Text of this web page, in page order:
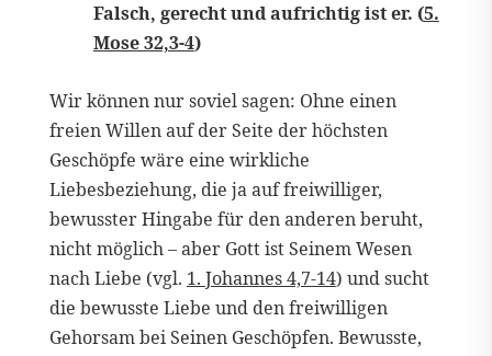
Falsch, gerecht und aufrichtig ist er. (5.
Mose 32,3-4)
Wir können nur soviel sagen: Ohne einen
freien Willen auf der Seite der höchsten
Geschöpfe wäre eine wirkliche
Liebesbeziehung, die ja auf freiwilliger,
bewusster Hingabe für den anderen beruht,
nicht möglich – aber Gott ist Seinem Wesen
nach Liebe (vgl. 1. Johannes 4,7-14) und sucht
die bewusste Liebe und den freiwilligen
Gehorsam bei Seinen Geschöpfen. Bewusste,